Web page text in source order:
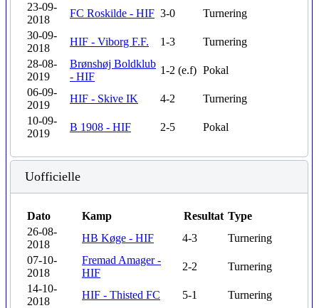
23-09-
2018
FC Roskilde - HIF 3-0
Turnering
30-09-
2018
HIF - Viborg F.F. 1-3
Turnering
28-08-
2019
Brønshøj Boldklub
- HIF
1-2 (e.f) Pokal
06-09-
2019
HIF - Skive IK 4-2
Turnering
10-09-
2019
B 1908 - HIF 2-5 Pokal
Uofficielle
Dato Kamp Resultat Type
26-08-
2018
HB Køge - HIF 4-3
Turnering
07-10-
2018
Fremad Amager -
HIF
2-2
Turnering
14-10-
2018
HIF - Thisted FC 5-1
Turnering